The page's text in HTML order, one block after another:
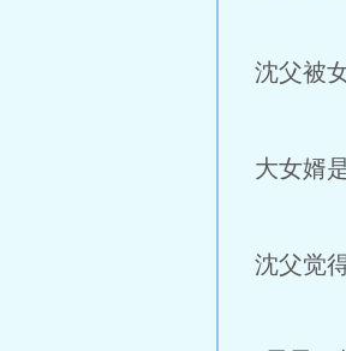
沈父被
大女婿
沈父觉